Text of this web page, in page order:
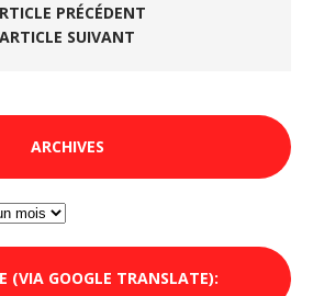
PRÉCÉDENT
ARTICLE SUIVANT
ARCHIVES
(VIA GOOGLE TRANSLATE):